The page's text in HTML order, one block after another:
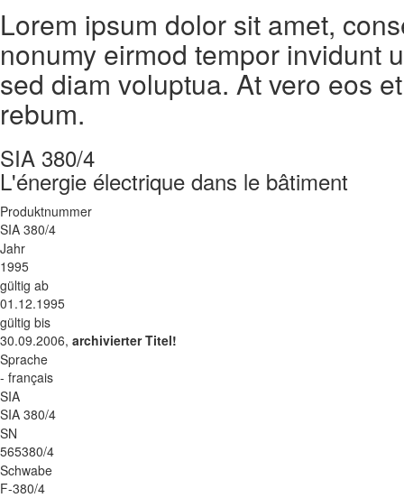
Lorem ipsum dolor sit amet,
nonumy eirmod tempor invidunt
sed diam voluptua. At vero eos
rebum.
SIA 380/4
L'énergie électrique dans le bâtiment
Produktnummer
SIA 380/4
Jahr
1995
gültig ab
01.12.1995
gültig bis
30.09.2006, archivierter Titel!
Sprache
- français
SIA
SIA 380/4
SN
565380/4
Schwabe
F-380/4